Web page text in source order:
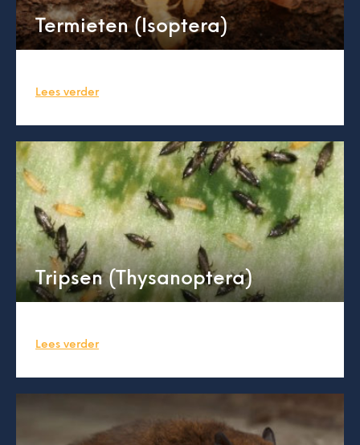
Termieten (Isoptera)
Lees verder
Tripsen (Thysanoptera)
Lees verder